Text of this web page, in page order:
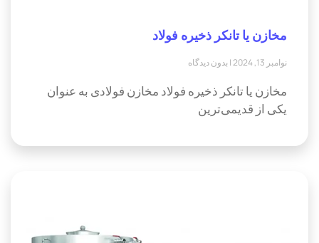
مخازن یا تانکر ذخیره فولاد
نوامبر 13, 2024 بدون دیدگاه
مخازن یا تانکر ذخیره فولاد مخازن فولادی به عنوان
یکی از قدیمی‌ترین